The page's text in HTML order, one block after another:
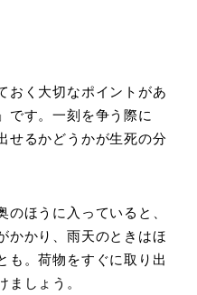
おく大切なポイントがあ
」です。一刻を争う際に
せるかどうかが生死の分
ほうに入っていると、
かかり、雨天のときはほ
も。荷物をすぐに取り出
ましょう。